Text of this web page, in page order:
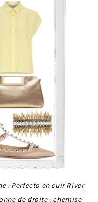
: Perfecto en cuirRiver
de droite : chemise